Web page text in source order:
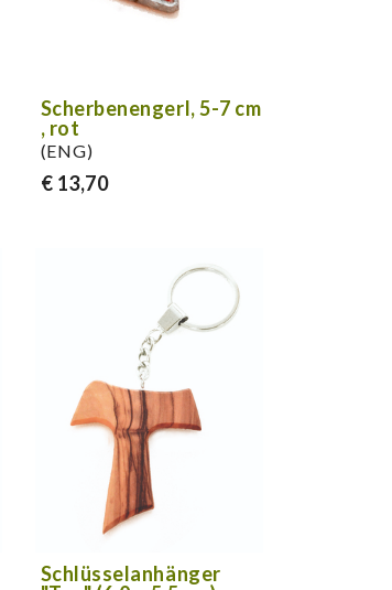
Scherbenengerl, 5-7 cm
, rot
(ENG)
€ 13,70
Schlüsselanhänger